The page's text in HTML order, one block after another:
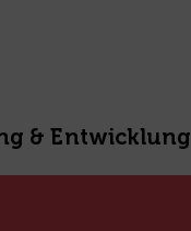
& Entwicklung